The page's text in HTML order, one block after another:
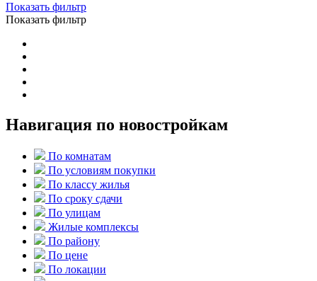
Показать фильтр
Показать фильтр
Навигация по новостройкам
По комнатам
По условиям покупки
По классу жилья
По сроку сдачи
По улицам
Жилые комплексы
По району
По цене
По локации